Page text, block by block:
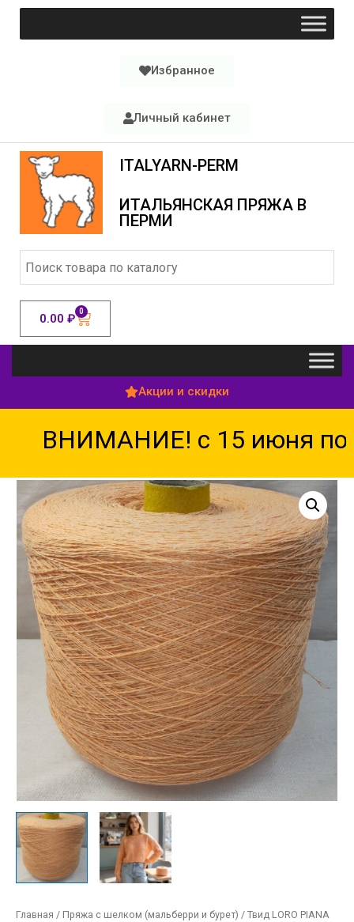
Избранное
Личный кабинет
ITALYARN-PERM
ИТАЛЬЯНСКАЯ ПРЯЖА В
ПЕРМИ
0.00 ₽ 0
Акции и скидки
ВНИМАНИЕ! с 15 июня по
Главная / Пряжа с шелком (мальберри и бурет) / Твид LORO PIANA